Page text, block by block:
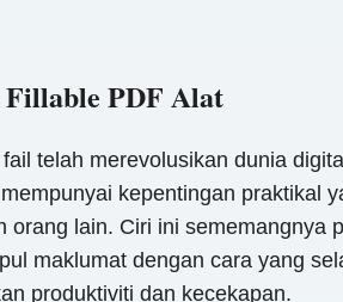
Fillable PDF Alat
telah merevolusikan dunia
kepentingan praktikal
orang lain. Ciri ini
maklumat dengan cara yang
produktiviti dan kecekapan.